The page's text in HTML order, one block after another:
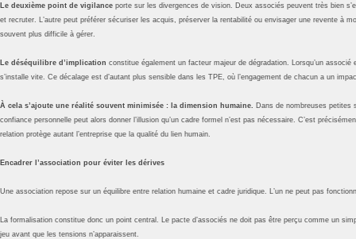
Le deuxième point de vigilance porte sur les divergences de vision. Deux associés peuvent très bien
et recruter. L’autre peut préférer sécuriser les acquis, préserver la rentabilité ou envisager une revente à
souvent plus difficile à gérer.
Le déséquilibre d’implication constitue également un facteur majeur de dégradation. Lorsqu’un
s’installe vite. Ce décalage est d’autant plus sensible dans les TPE, où l’engagement de chacun a un
À cela s’ajoute une réalité souvent minimisée : la dimension humaine.
Dans de nombreuses petites
confiance personnelle peut alors donner l’illusion qu’un cadre formel n’est pas nécessaire. C’est
relation protège autant l’entreprise que la qualité du lien humain.
Encadrer l’association pour éviter les dérives
Une association repose sur un équilibre entre relation humaine et cadre juridique. L’un ne peut pas
La formalisation constitue donc un point central. Le pacte d’associés ne doit pas être perçu comme un
jeu avant que les tensions n’apparaissent.